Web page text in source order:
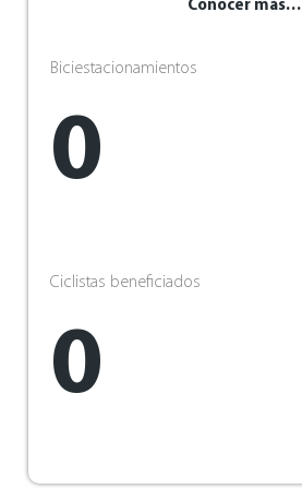
Conocer más…
Biciestacionamientos
0
Ciclistas beneficiados
0